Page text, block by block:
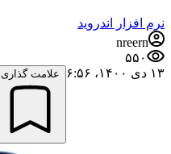
نرم افزار اندروید
nreern
۵۵۰
۱۳ دی ۱۴۰۰،‏ ۶:۵۶
علامت گذاری